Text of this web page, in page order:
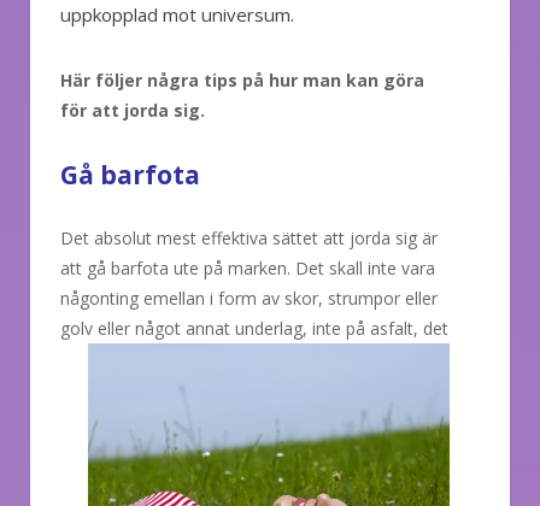
uppkopplad mot universum.
Här följer några tips på hur man kan göra
för att jorda sig.
Gå barfota
Det absolut mest effektiva sättet att jorda sig är
att gå barfota ute på marken. Det skall inte vara
någonting emellan i form av skor, strumpor eller
golv eller något annat underlag, inte på asfalt, det